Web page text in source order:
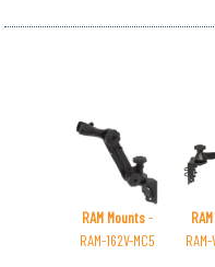
RAM Mounts-
RAM-162V-MC5